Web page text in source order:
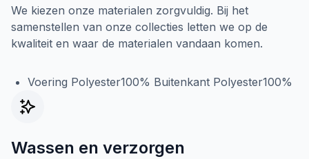
We kiezen onze materialen zorgvuldig. Bij het
samenstellen van onze collecties letten we op de
kwaliteit en waar de materialen vandaan komen.
Voering Polyester100% Buitenkant Polyester100%
Wassen en verzorgen